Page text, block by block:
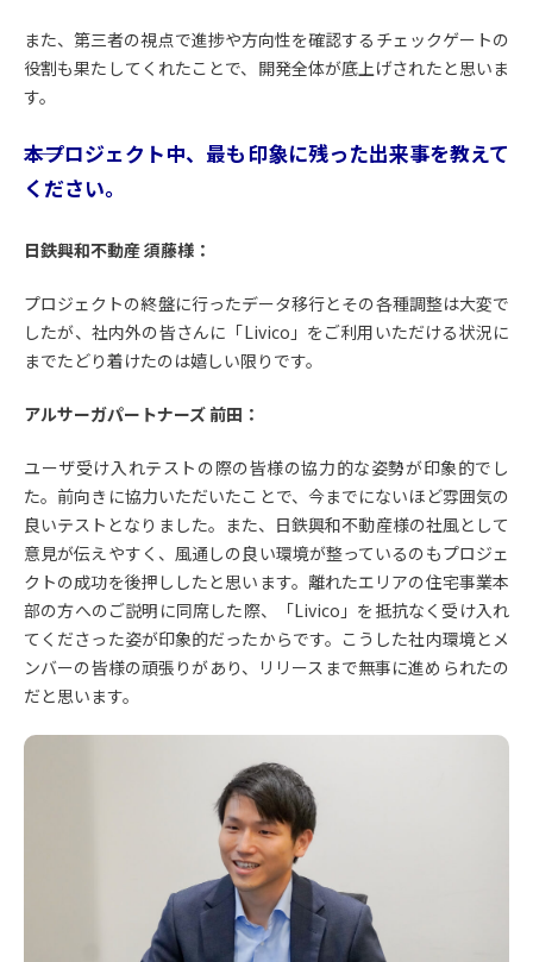
また、第三者の視点で進捗や方向性を確認するチェックゲートの
役割も果たしてくれたことで、開発全体が底上げされたと思いま
す。
――本プロジェクト中、最も印象に残った出来事を教えて
ください。
日鉄興和不動産 須藤様：
プロジェクトの終盤に行ったデータ移行とその各種調整は大変で
したが、社内外の皆さんに「Livico」をご利用いただける状況に
までたどり着けたのは嬉しい限りです。
アルサーガパートナーズ 前田：
ユーザ受け入れテストの際の皆様の協力的な姿勢が印象的でし
た。前向きに協力いただいたことで、今までにないほど雰囲気の
良いテストとなりました。また、日鉄興和不動産様の社風として
意見が伝えやすく、風通しの良い環境が整っているのもプロジェ
クトの成功を後押ししたと思います。離れたエリアの住宅事業本
部の方へのご説明に同席した際、「Livico」を抵抗なく受け入れ
てくださった姿が印象的だったからです。こうした社内環境とメ
ンバーの皆様の頑張りがあり、リリースまで無事に進められたの
だと思います。